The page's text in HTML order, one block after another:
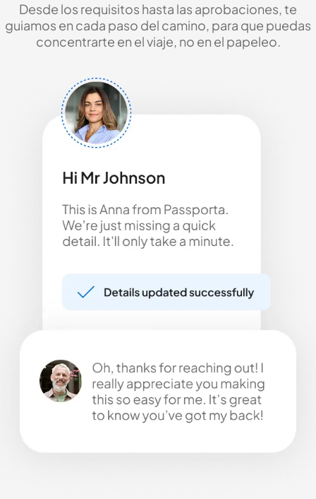
Desde los requisitos hasta las aprobaciones, te
guiamos en cada paso del camino, para que puedas
concentrarte en el viaje, no en el papeleo.